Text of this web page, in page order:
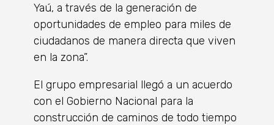
Yaú, a través de la generación de
oportunidades de empleo para miles de
ciudadanos de manera directa que viven
en la zona”.
El grupo empresarial llegó a un acuerdo
con el Gobierno Nacional para la
construcción de caminos de todo tiempo